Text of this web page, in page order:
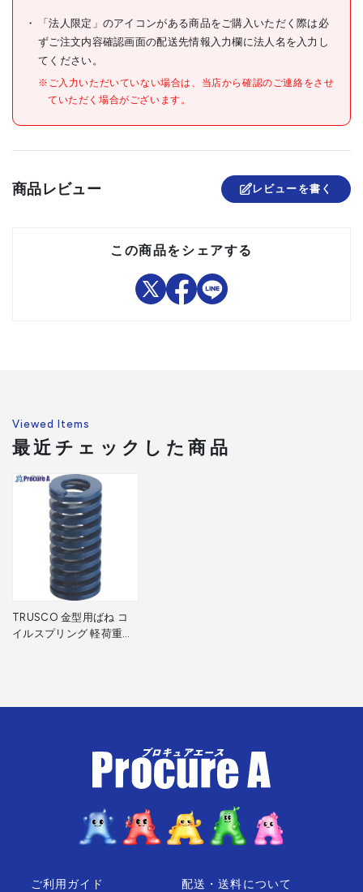
原産国
セット内容/付属品
●提供不可:chemSHERPA、
「法人限定」のアイコンがある商品をご購入いただく際は必
ずご注文内容確認画面の配送先情報入力欄に法人名を入力し
てください。
※ご入力いただいていない場合は、当店から確認のご連絡をさせ
ていただく場合がございます。
商品レビュー レビューを書く
この商品をシェアする
Viewed Items
最近チェックした商品
TRUSCO 金型用ばね コ
イルスプリング 軽荷重用
ご利用ガイド
配送・送料について